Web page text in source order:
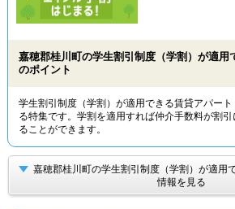
不動産会社
嘉穂郡桂川町の学生割引制度（学割）が適用
のポイント
学生割引制度（学割）が適用できる賃貸アパー
る特集です。学割を適用すれば仲介手数料が割引
ることができます。
嘉穂郡桂川町の学生割引制度（学割）が適用
情報を見る